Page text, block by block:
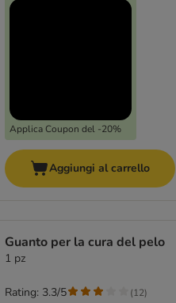
Applica Coupon del -20%
Aggiungi al carrello
Guanto per la cura del pelo
1 pz
Rating: 3.3/5 (12)